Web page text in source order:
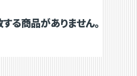
る商品がありません。